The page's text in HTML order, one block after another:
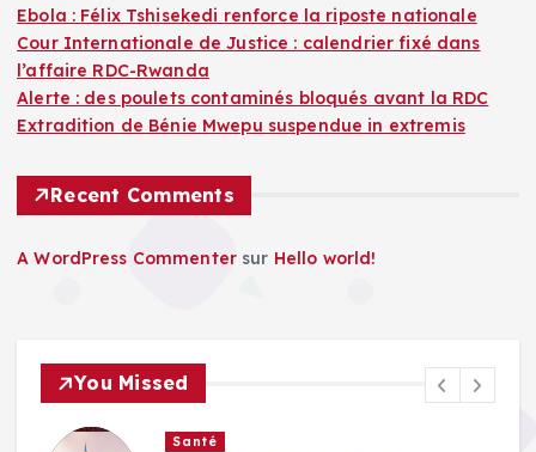
Ebola : Félix Tshisekedi renforce la riposte nationale
Cour Internationale de Justice : calendrier fixé dans
l’affaire RDC-Rwanda
Alerte : des poulets contaminés bloqués avant la RDC
Extradition de Bénie Mwepu suspendue in extremis
Recent Comments
A WordPress Commenter sur Hello world!
You Missed
Santé